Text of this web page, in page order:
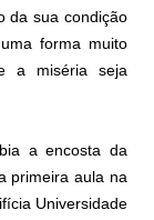
da sua condição
forma muito
a miséria seja
a encosta da
primeira aula na
Universidade